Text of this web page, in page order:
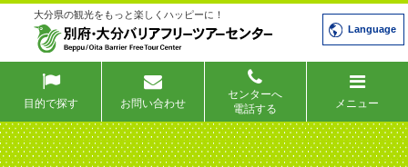
大分県の観光をもっと楽しくハッピーに！
Language
目的で探す お問い合わせ
センターへ
電話する
メニュー